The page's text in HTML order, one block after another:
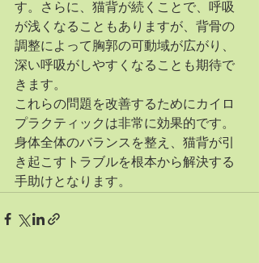
す。さらに、猫背が続くことで、呼吸
が浅くなることもありますが、背骨の
調整によって胸郭の可動域が広がり、
深い呼吸がしやすくなることも期待で
きます。
これらの問題を改善するためにカイロ
プラクティックは非常に効果的です。
身体全体のバランスを整え、猫背が引
き起こすトラブルを根本から解決する
手助けとなります。